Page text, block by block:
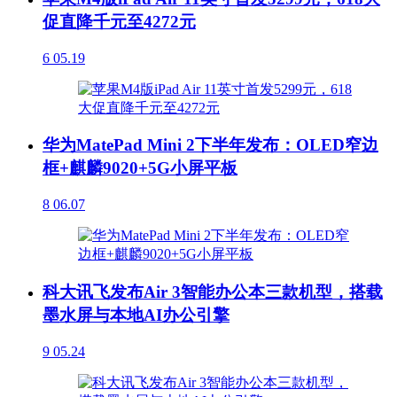
促直降千元至4272元
6 05.19
华为MatePad Mini 2下半年发布：OLED窄边
框+麒麟9020+5G小屏平板
8 06.07
科大讯飞发布Air 3智能办公本三款机型，搭载
墨水屏与本地AI办公引擎
9 05.24